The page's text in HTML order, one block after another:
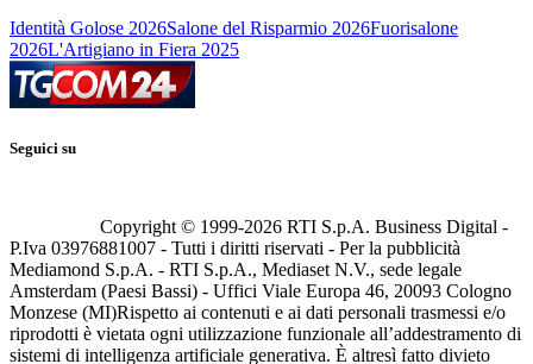
Identità Golose 2026Salone del Risparmio 2026Fuorisalone
2026L'Artigiano in Fiera 2025
Seguici su
Copyright © 1999-2026 RTI S.p.A. Business Digital -
P.Iva 03976881007 - Tutti i diritti riservati - Per la pubblicità
Mediamond S.p.A. - RTI S.p.A., Mediaset N.V., sede legale
Amsterdam (Paesi Bassi) - Uffici Viale Europa 46, 20093 Cologno
Monzese (MI)Rispetto ai contenuti e ai dati personali trasmessi e/o
riprodotti è vietata ogni utilizzazione funzionale all’addestramento di
sistemi di intelligenza artificiale generativa. È altresì fatto divieto